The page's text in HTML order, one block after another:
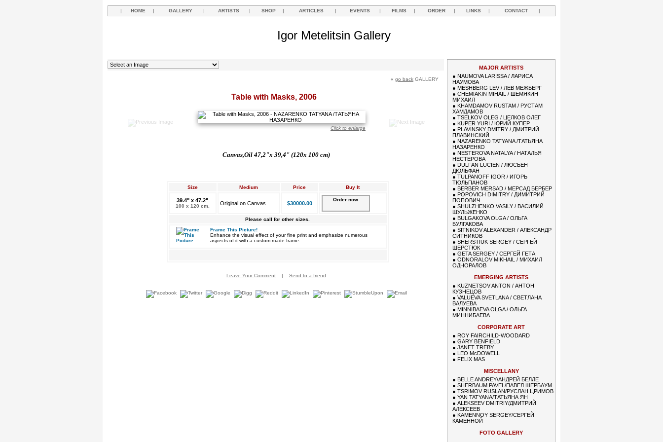
| HOME | GALLERY | ARTISTS | SHOP | ARTICLES | EVENTS | FILMS | ORDER | LINKS | CONTACT |
Igor Metelitsin Gallery
« go back GALLERY
Table with Masks, 2006
Click to enlarge
Canvas,Oil 47,2"x 39,4" (120x 100 cm)
Size Medium Price Buy It
39.4" x 47.2"
100 x 120 cm. Original on Canvas $30000.00
Order now
Please call for other sizes.
Frame This Picture!
Enhance the visual effect of your fine print and emphasize numerous
aspects of it with a custom made frame.
Leave Your Comment | Send to a friend
MAJOR ARTISTS
● NAUMOVA LARISSA / ЛАРИСА
НАУМОВА
● MESHBERG LEV / ЛЕВ МЕЖБЕРГ
● CHEMIAKIN MIHAIL / ШЕМЯКИН
МИХАИЛ
● KHAMDAMOV RUSTAM / РУСТАМ
ХАМДАМОВ
● TSELKOV OLEG / ЦЕЛКОВ ОЛЕГ
● KUPER YURI / ЮРИЙ КУПЕР
● PLAVINSKY DMITRY / ДМИТРИЙ
ПЛАВИНСКИЙ
● NAZARENKO TATYANA /ТАТЬЯНА
НАЗАРЕНКО
● NESTEROVA NATALYA / НАТАЛЬЯ
НЕСТЕРОВА
● DULFAN LUCIEN / ЛЮСЬЕН
ДЮЛЬФАН
● TULPANOFF IGOR / ИГОРЬ
ТЮЛЬПАНОВ
● BERBER MERSAD / МЕРСАД БЕРБЕР
● POPOVICH DIMITRY / ДИМИТРИЙ
ПОПОВИЧ
● SHULZHENKO VASILY / ВАСИЛИЙ
ШУЛЬЖЕНКО
● BULGAKOVA OLGA / ОЛЬГА
БУЛГАКОВА
● SITNIKOV ALEXANDER / АЛЕКСАНДР
СИТНИКОВ
● SHERSTIUK SERGEY / СЕРГЕЙ
ШЕРСТЮК
● GETA SERGEY / СЕРГЕЙ ГЕТА
● ODNORALOV MIKHAIL / МИХАИЛ
ОДНОРАЛОВ
EMERGING ARTISTS
● KUZNETSOV ANTON / АНТОН
КУЗНЕЦОВ
● VALUEVA SVETLANA / СВЕТЛАНА
ВАЛУЕВА
● MINNIBAEVA OLGA / ОЛЬГА
МИННИБАЕВА
CORPORATE ART
● ROY FAIRCHILD-WOODARD
● GARY BENFIELD
● JANET TREBY
● LEO McDOWELL
● FELIX MAS
MISCELLANY
● BELLE ANDREY/АНДРЕЙ БЕЛЛЕ
● SHERBAUM PAVEL/ПАВЕЛ ШЕРБАУМ
● TSRIMOV RUSLAN/РУСЛАН ЦРИМОВ
● YAN TATYANA/ТАТЬЯНА ЯН
● ALEKSEEV DMITRIY/ДМИТРИЙ
АЛЕКСЕЕВ
● KAMENNOY SERGEY/СЕРГЕЙ
КАМЕННОЙ
FOTO GALLERY